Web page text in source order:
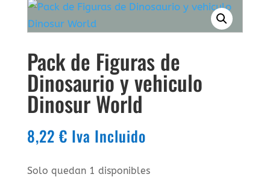
Pack de Figuras de
Dinosaurio y vehiculo
Dinosur World
8,22 € Iva Incluido
Solo quedan 1 disponibles